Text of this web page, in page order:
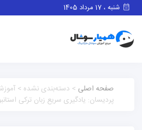
شنبه ، 17 مرداد 1405
صفحه اصلی > دسته‌بندی نشده >
پردیسان: یادگیری سریع زبان ترکی